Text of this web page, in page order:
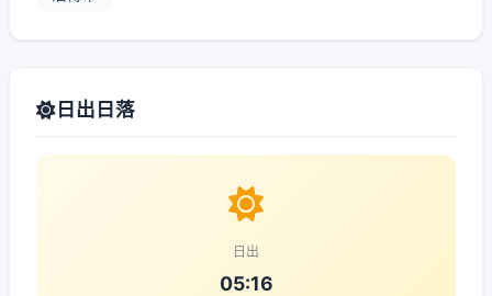
日出日落
日出
05:16